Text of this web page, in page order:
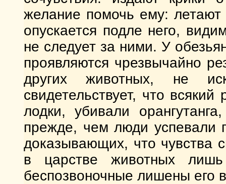
желание помочь ему:
опускается подле него,
не следует за ними. У
проявляются чрезвычайно
других животных, не
свидетельствует, что
лодки, убивали
прежде, чем люди успевали
доказывающих, что чувства
в царстве животных
беспозвоночные лишены его